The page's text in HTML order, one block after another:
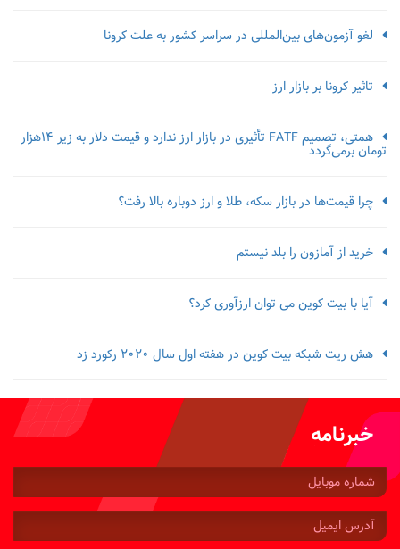
لغو آزمون‌‌های بین‌المللی در سراسر کشور به علت کرونا
تاثیر کرونا بر بازار ارز
همتی، تصمیم FATF تأثیری در بازار ارز ندارد و قیمت دلار به زیر ۱۴هزار
تومان برمی‌گردد
چرا قیمت‌ها در بازار سکه، طلا و ارز دوباره بالا رفت؟
خرید از آمازون را بلد نیستم
آیا با بیت کوین می توان ارزآوری کرد؟
هش ریت شبکه بیت کوین در هفته اول سال 2020 رکورد زد
خبرنامه
شماره
موبایل:
آدرس
ایمیل: